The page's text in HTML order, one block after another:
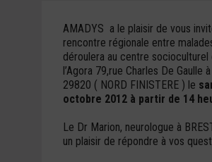
AMADYS a le plaisir de vous
rencontre régionale entre
déroulera au centre socioculturel
l’Agora 79,rue Charles De Gaulle
29820 ( NORD FINISTERE ) le
octobre 2012 à partir de 14
Le Dr Marion, neurologue à
un plaisir de répondre à vos